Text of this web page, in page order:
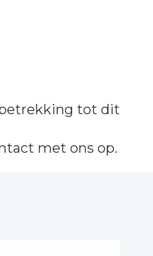
tot dit
met ons op.